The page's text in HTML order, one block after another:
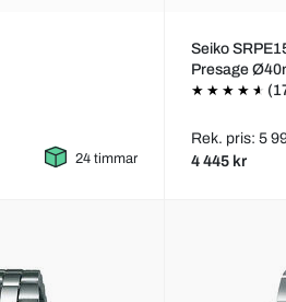
24 timmar
Seiko
Presage
Rek. pris: 5
4 445 kr